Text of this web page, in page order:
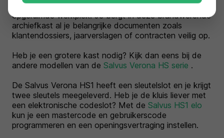
De Salvus Verona HS1 is de ideale oplossing voor een
opgeruimde werkplek. Je bergt in deze brandwerende
archiefkast al je belangrijke documenten zoals
klantendossiers, jaarverslagen of contracten veilig op.
Heb je een grotere kast nodig? Kijk dan eens bij de
andere modellen van de Salvus Verona HS serie .
De Salvus Verona HS1 heeft een sleutelslot en je krijgt
twee sleutels meegeleverd. Heb je de kluis liever met
een elektronische codeslot? Met de Salvus HS1 elo
kun je een mastercode en gebruikerscode
programmeren en een openingsvertraging instellen.